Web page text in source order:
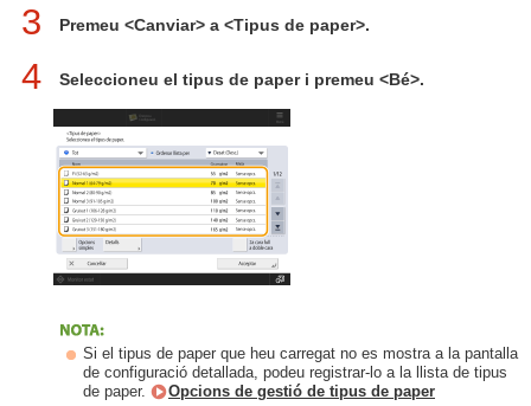
3 Premeu <Canviar> a <Tipus de paper>.
4 Seleccioneu el tipus de paper i premeu <Bé>.
Si el tipus de paper que heu carregat no es mostra a la pantalla
de configuració detallada, podeu registrar-lo a la llista de tipus
de paper.
Opcions de gestió de tipus de paper